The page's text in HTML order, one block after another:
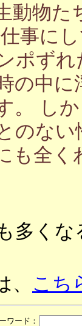
動物
事に
ポず
の中
。 し
のな
も全く
多く
こち
ード：